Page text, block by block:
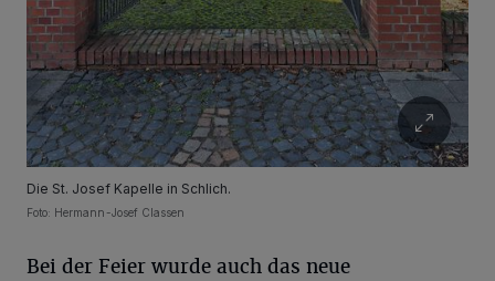
Die St. Josef Kapelle in Schlich.
Foto: Hermann-Josef Classen
Bei der Feier wurde auch das neue